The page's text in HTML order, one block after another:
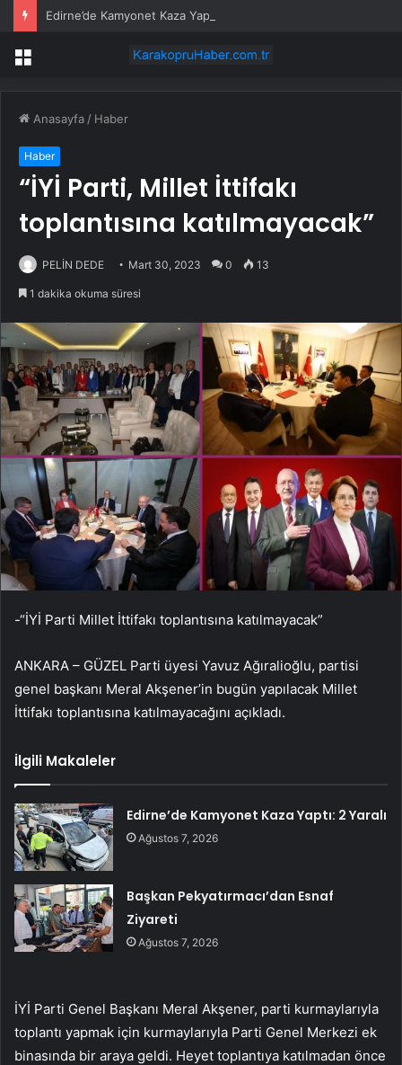
Edirne’de Kamyonet Kaza Yaptı: 2 Yaralı
Menü
Anasayfa / Haber
Haber
“İYİ Parti, Millet İttifakı
toplantısına katılmayacak”
PELİN DEDE Mart 30, 2023 0 13
1 dakika okuma süresi
-“İYİ Parti Millet İttifakı toplantısına katılmayacak”
ANKARA – GÜZEL Parti üyesi Yavuz Ağıralioğlu, partisi
genel başkanı Meral Akşener’in bugün yapılacak Millet
İttifakı toplantısına katılmayacağını açıkladı.
İlgili Makaleler
Edirne’de Kamyonet Kaza Yaptı: 2 Yaralı
Ağustos 7, 2026
Başkan Pekyatırmacı’dan Esnaf
Ziyareti
Ağustos 7, 2026
İYİ Parti Genel Başkanı Meral Akşener, parti kurmaylarıyla
toplantı yapmak için kurmaylarıyla Parti Genel Merkezi ek
binasında bir araya geldi. Heyet toplantıya katılmadan önce